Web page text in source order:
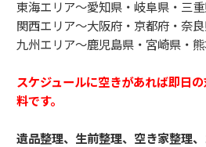
東海エリア～愛知県・岐阜県・三
関西エリア～大阪府・京都府・奈
九州エリア～鹿児島県・宮崎県・
スケジュールに空きがあれば即日
料です。
遺品整理、生前整理、空き家整理